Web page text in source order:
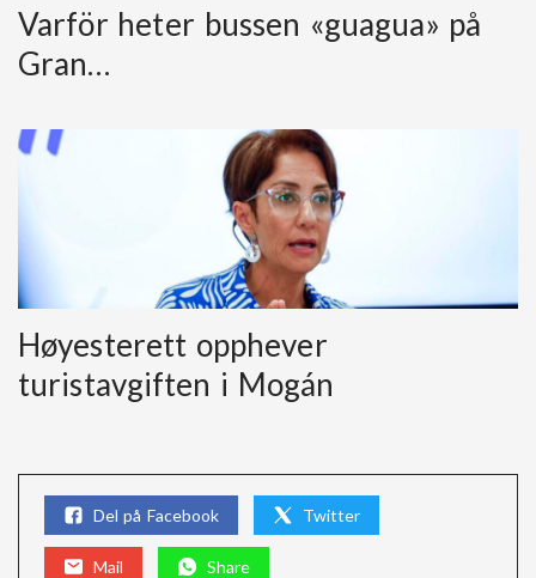
Varför heter bussen «guagua» på
Gran…
Høyesterett opphever
turistavgiften i Mogán
Del på Facebook Twitter
Mail Share